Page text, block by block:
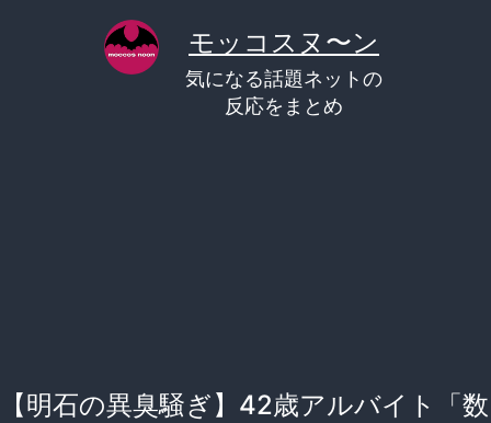
モッコスヌ〜ン
気になる話題ネットの
反応をまとめ
【明石の異臭騒ぎ】42歳アルバイト「数